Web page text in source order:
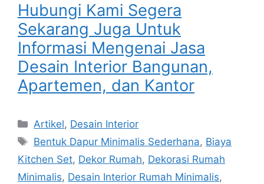
Hubungi Kami Segera
Sekarang Juga Untuk
Informasi Mengenai Jasa
Desain Interior Bangunan,
Apartemen, dan Kantor
Artikel, Desain Interior
Bentuk Dapur Minimalis Sederhana, Biaya
Kitchen Set, Dekor Rumah, Dekorasi Rumah
Minimalis, Desain Interior Rumah Minimalis,